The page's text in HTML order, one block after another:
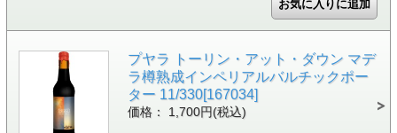
プヤラ トーリン・アット・ダウン マデ
ラ樽熟成インペリアルバルチックポー
ター 11/330[167034]
価格： 1,700円(税込)